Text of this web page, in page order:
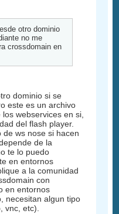
otro dominio
no me
crossdomain en
dominio si se
este es un archivo
webservices en si,
del flash player.
ws nose si hacen
de la
te lo puedo
en entornos
a la comunidad
con
en entornos
necesitan algun tipo
vnc, etc).